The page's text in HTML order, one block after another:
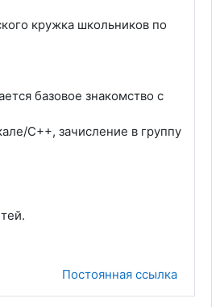
кружка школьников по
базовое знакомство с
С++, зачисление в группу
Постоянная ссылка